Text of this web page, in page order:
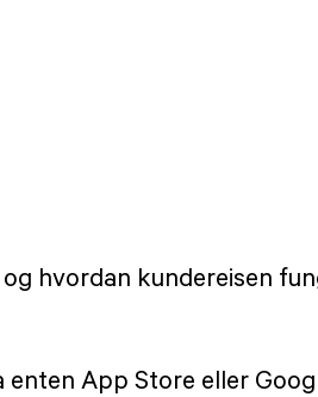
hvordan kundereisen
enten App Store eller